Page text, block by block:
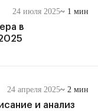
24 июля 2025~ 1 мин
в
24 апреля 2025~ 2 мин
и анализ